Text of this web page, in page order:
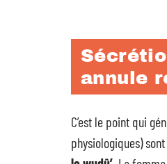
annule
C’est le point qui
physiologiques)